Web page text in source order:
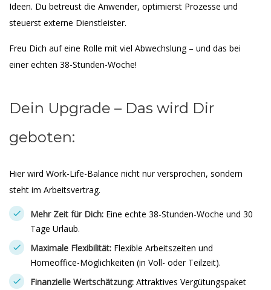
Ideen. Du betreust die Anwender, optimierst Prozesse und
steuerst externe Dienstleister.
Freu Dich auf eine Rolle mit viel Abwechslung – und das bei
einer echten 38-Stunden-Woche!
Dein Upgrade – Das wird Dir
geboten:
Hier wird Work-Life-Balance nicht nur versprochen, sondern
steht im Arbeitsvertrag.
Mehr Zeit für Dich: Eine echte 38-Stunden-Woche und 30
Tage Urlaub.
Maximale Flexibilität: Flexible Arbeitszeiten und
Homeoffice-Möglichkeiten (in Voll- oder Teilzeit).
Finanzielle Wertschätzung: Attraktives Vergütungspaket